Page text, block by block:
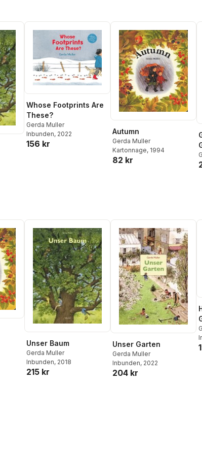
Whose Footprints Are
These?
Gerda Muller
Inbunden, 2022
156 kr
Autumn
Gerda Muller
Kartonnage, 1994
82 kr
Unser Baum
Gerda Muller
Inbunden, 2018
215 kr
Unser Garten
Gerda Muller
Inbunden, 2022
204 kr